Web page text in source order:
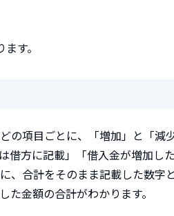
ます。
の項目ごとに、「増加」と「減
借方に記載」「借入金が増加し
、合計をそのまま記載した数字
た金額の合計がわかります。